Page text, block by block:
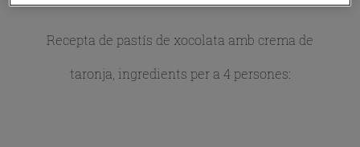
Recepta de pastís de xocolata amb crema de
taronja, ingredients per a 4 persones: